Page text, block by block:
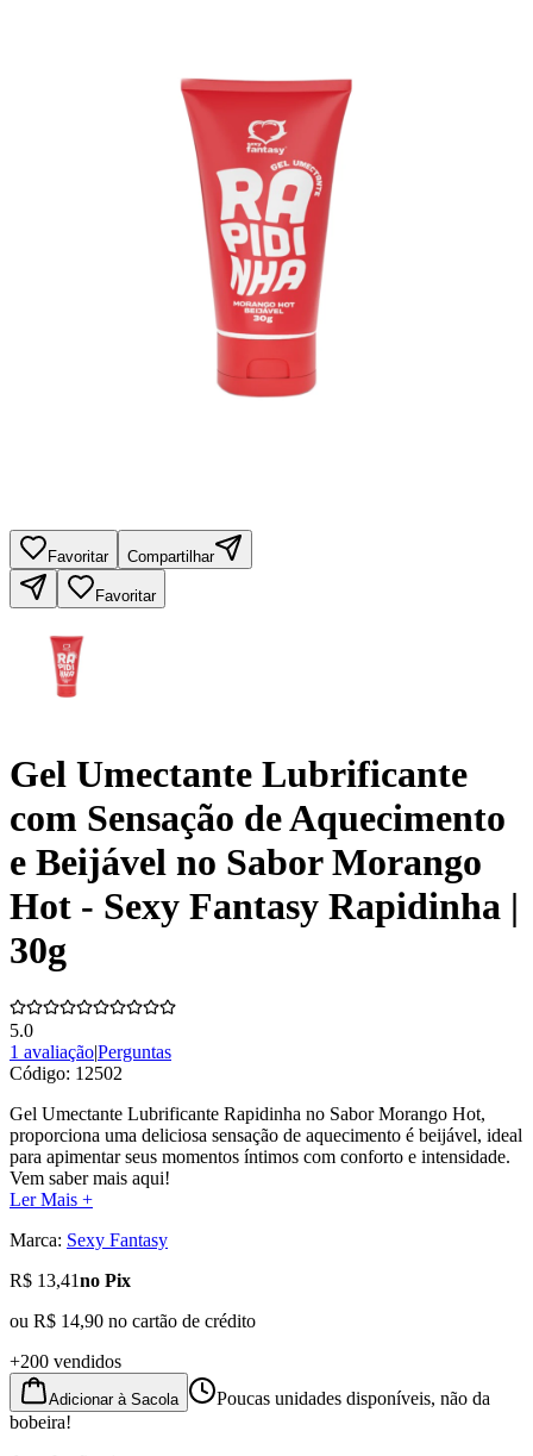
Favoritar Compartilhar
Favoritar
Gel Umectante Lubrificante
com Sensação de Aquecimento
e Beijável no Sabor Morango
Hot - Sexy Fantasy Rapidinha |
30g
5.0
1 avaliação|Perguntas
Código: 12502
Gel Umectante Lubrificante Rapidinha no Sabor Morango Hot,
proporciona uma deliciosa sensação de aquecimento é beijável, ideal
para apimentar seus momentos íntimos com conforto e intensidade.
Vem saber mais aqui!
Ler Mais +
Marca: Sexy Fantasy
R$ 13,41no Pix
ou R$ 14,90 no cartão de crédito
+200 vendidos
Adicionar à Sacola
Poucas unidades disponíveis, não da
bobeira!